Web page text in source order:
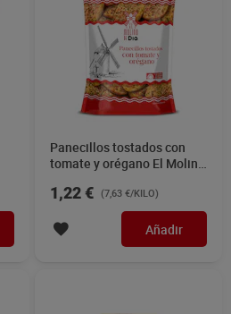
Panecillos tostados con
tomate y orégano El Molino
1,22 € (7,63 €/KILO)
Añadir